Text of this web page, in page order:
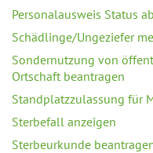
Personalausweis Status
Schädlinge/Ungeziefer
Sondernutzung von
Ortschaft beantragen
Standplatzzulassung für
Sterbefall anzeigen
Sterbeurkunde